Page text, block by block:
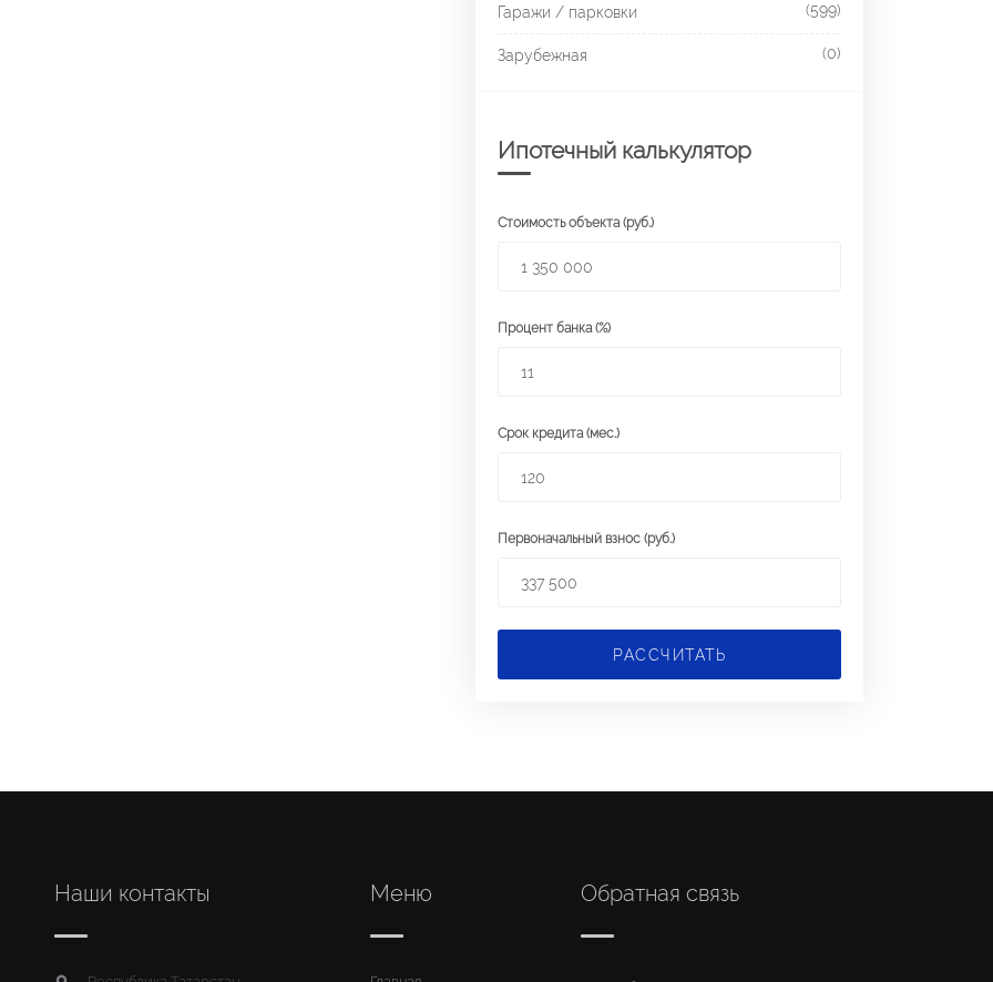
Гаражи / парковки (599)
Зарубежная (0)
Ипотечный калькулятор
Стоимость объекта (руб.)
Процент банка (%)
Срок кредита (мес.)
Первоначальный взнос (руб.)
РАССЧИТАТЬ
Наши контакты Меню Обратная связь